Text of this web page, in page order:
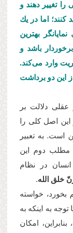
را تغییر دهند و
اما در یك
بهترین
باشد و
وارد می‌كند.
این دو برداشت
دلالت بر
اصل كلی را
است. به تعبیر
مطلب دوم این
در نظام
خلق الله.
خواسته
به اینكه به
امكان